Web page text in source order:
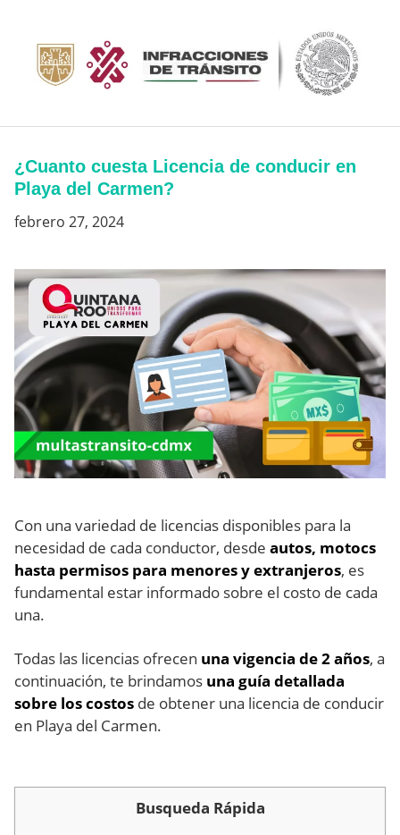
contenido
¿Cuanto cuesta Licencia de conducir en
Playa del Carmen?
febrero 27, 2024
Con una variedad de licencias disponibles para la
necesidad de cada conductor, desde autos, motocs
hasta permisos para menores y extranjeros, es
fundamental estar informado sobre el costo de cada
una.
Todas las licencias ofrecen una vigencia de 2 años, a
continuación, te brindamos una guía detallada
sobre los costos de obtener una licencia de conducir
en Playa del Carmen.
Busqueda Rápida